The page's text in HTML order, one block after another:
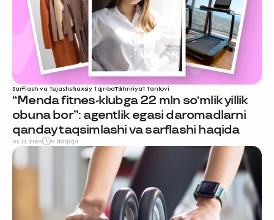
Sarflash va tejashshaxsiy tajribaTahririyat tanlovi
“Menda fitnes-klubga 22 mln so‘mlik yillik
obuna bor”: agentlik egasi daromadlarni
qanday taqsimlashi va sarflashi haqida
04.11.2024 9 daqiqa